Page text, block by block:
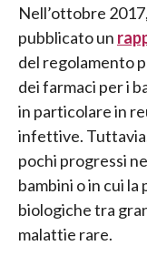
Nell’ottobre
pubblicato un
del regolamento
dei farmaci per i
in particolare in
infettive.
pochi progressi
bambini o in cui
biologiche tra
malattie rare.